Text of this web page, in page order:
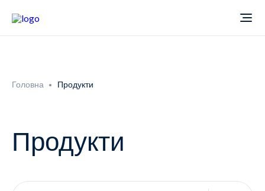
Новини
Головна Продукти
Продукти